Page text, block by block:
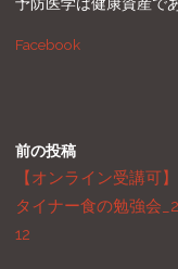
予防医学は健康資産で
Facebook
前の投稿
【オンライン受講可
タイナー食の勉強会
12